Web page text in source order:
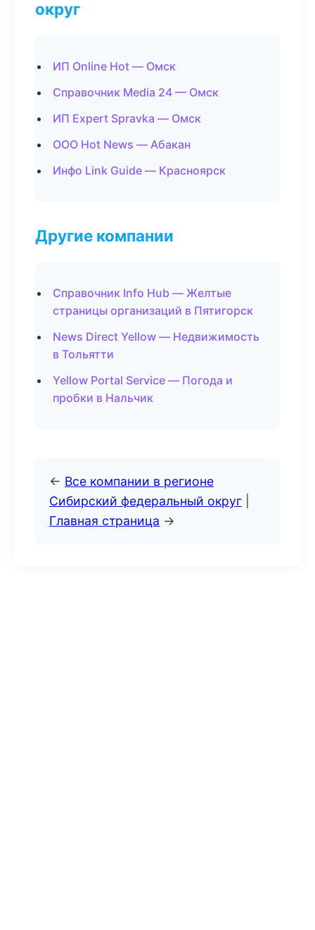
округ
ИП Online Hot — Омск
Справочник Media 24 — Омск
ИП Expert Spravka — Омск
ООО Hot News — Абакан
Инфо Link Guide — Красноярск
Другие компании
Справочник Info Hub — Желтые
страницы организаций в Пятигорск
News Direct Yellow — Недвижимость
в Тольятти
Yellow Portal Service — Погода и
пробки в Нальчик
← Все компании в регионе
Сибирский федеральный округ
Главная страница →